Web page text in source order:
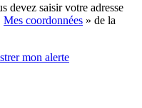
devez saisir votre adresse
Mes coordonnées » de la
mon alerte